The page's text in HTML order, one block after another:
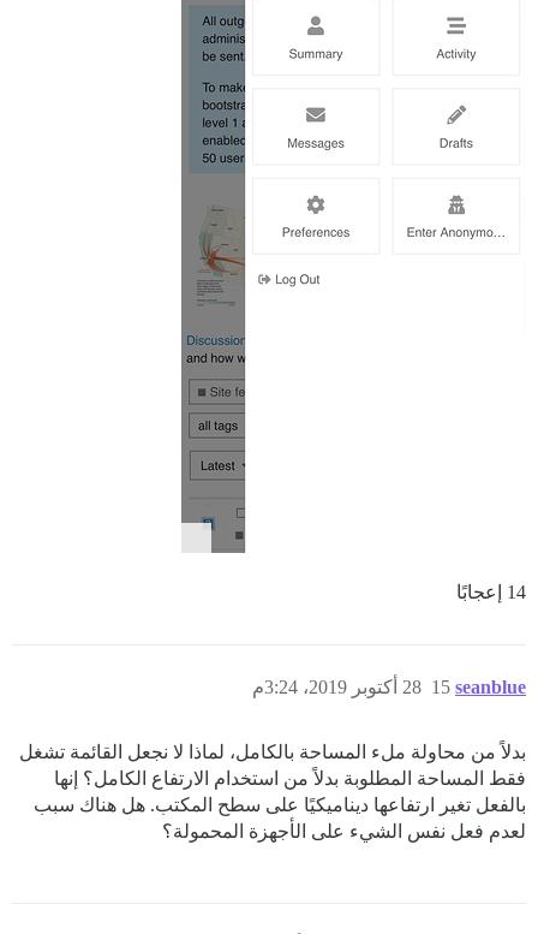
14 إعجابًا
seanblue 28 أكتوبر 2019، 3:24م 15
بدلاً من محاولة ملء المساحة بالكامل، لماذا لا نجعل القائمة تشغل
فقط المساحة المطلوبة بدلاً من استخدام الارتفاع الكامل؟ إنها
بالفعل تغير ارتفاعها ديناميكيًا على سطح المكتب. هل هناك سبب
لعدم فعل نفس الشيء على الأجهزة المحمولة؟